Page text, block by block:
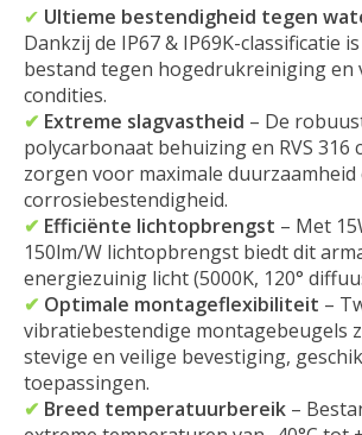
✔ Ultieme bestendigheid tegen
Dankzij de IP67 & IP69K-classificatie
bestand tegen hogedrukreiniging en
condities.
✔ Extreme slagvastheid – De
polycarbonaat behuizing en RVS 316
zorgen voor maximale duurzaamheid
corrosiebestendigheid.
✔ Efficiënte lichtopbrengst – Met
150lm/W lichtopbrengst biedt dit
energiezuinig licht (5000K, 120°
✔ Optimale montageflexibiliteit –
vibratiebestendige montagebeugels
stevige en veilige bevestiging,
toepassingen.
✔ Breed temperatuurbereik –